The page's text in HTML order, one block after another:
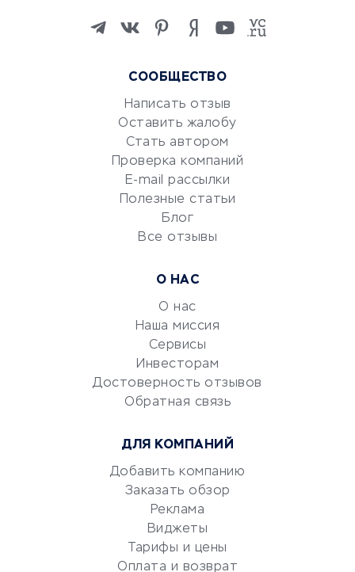
Изучение иностранных
Маркетинг и продажи
Репетиторство
Красота и здоровье
Сервисы по поиску работы
Сетевой маркетинг
УСЛУГИ ДЛЯ БИЗНЕСА
документооборот
Юридические компании
Аудиторские компании
Бухгалтерия онлайн
СООБЩЕСТВО
Написать отзыв
Оставить жалобу
Стать автором
Проверка компаний
E-mail рассылки
Полезные статьи
Блог
Все отзывы
О НАС
О нас
Наша миссия
Сервисы
Инвесторам
Достоверность отзывов
Обратная связь
ДЛЯ КОМПАНИЙ
Добавить компанию
Заказать обзор
Реклама
Виджеты
Тарифы и цены
Оплата и возврат